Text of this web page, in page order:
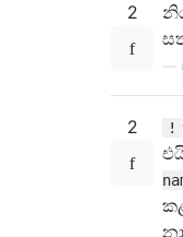
2
2 !